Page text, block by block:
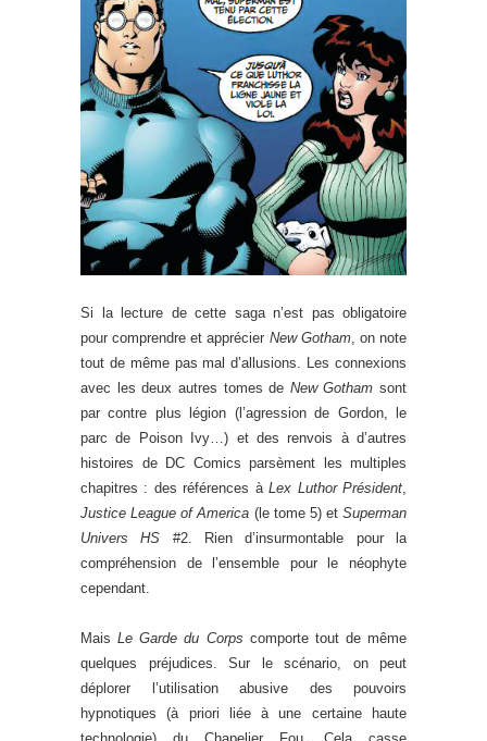
Si la lecture de cette saga n’est pas obligatoire
pour comprendre et apprécier New Gotham, on note
tout de même pas mal d’allusions. Les connexions
avec les deux autres tomes de New Gotham sont
par contre plus légion (l’agression de Gordon, le
parc de Poison Ivy…) et des renvois à d’autres
histoires de DC Comics parsèment les multiples
chapitres : des références àLex Luthor Président,
Justice League of America (le tome 5) et Superman
Univers HS #2. Rien d’insurmontable pour la
compréhension de l’ensemble pour le néophyte
cependant.
MaisLe Garde du Corps comporte tout de même
quelques préjudices. Sur le scénario, on peut
déplorer l’utilisation abusive des pouvoirs
hypnotiques (à priori liée à une certaine haute